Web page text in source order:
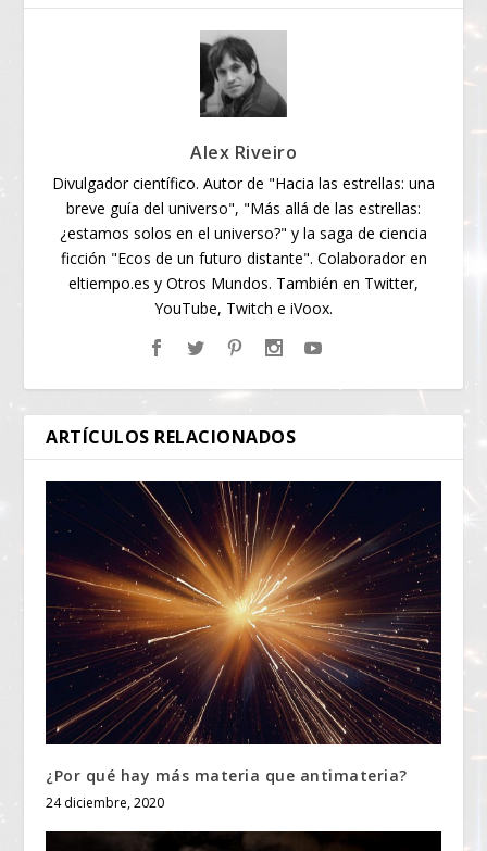
Alex Riveiro
Divulgador científico. Autor de "Hacia las estrellas: una
breve guía del universo", "Más allá de las estrellas:
¿estamos solos en el universo?" y la saga de ciencia
ficción "Ecos de un futuro distante". Colaborador en
eltiempo.es y Otros Mundos. También en Twitter,
YouTube, Twitch e iVoox.
ARTÍCULOS RELACIONADOS
¿Por qué hay más materia que antimateria?
24 diciembre, 2020